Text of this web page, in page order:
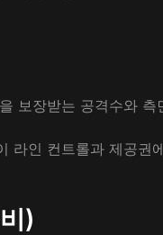
보장받는 공격수와
라인 컨트롤과 제공권
)